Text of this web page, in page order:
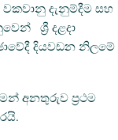
දැනුම්දීම සහ
ශ්‍රී දළදා
දියවඩන නිලමේ
අනතුරුව ප්‍රථම